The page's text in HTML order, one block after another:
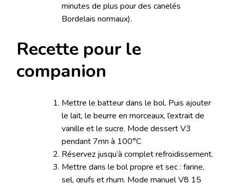
minutes de plus pour des canelés
Bordelais normaux).
Recette pour le
companion
Mettre le batteur dans le bol. Puis ajouter
le lait, le beurre en morceaux, l’extrait de
vanille et le sucre. Mode dessert V3
pendant 7mn à 100°C
Réservez jusqu’à complet refroidissement.
Mettre dans le bol propre et sec : farine,
sel, œufs et rhum. Mode manuel V8 15